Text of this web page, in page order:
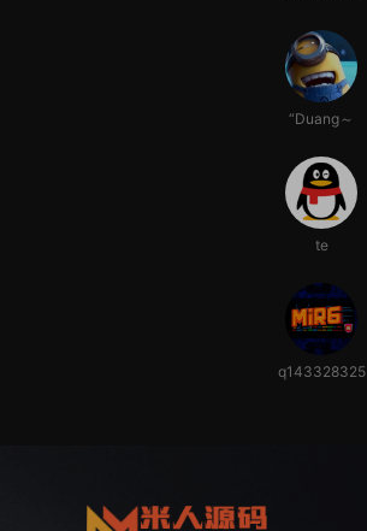
“Duang～
te
q143328325